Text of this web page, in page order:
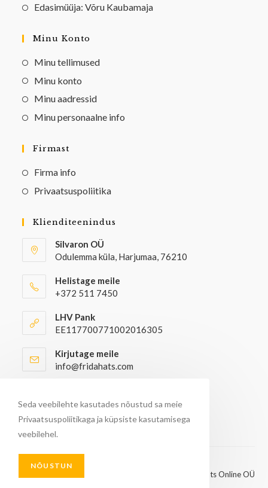
Edasimüüja: Võru Kaubamaja
Minu Konto
Minu tellimused
Minu konto
Minu aadressid
Minu personaalne info
Firmast
Firma info
Privaatsuspoliitika
Klienditeenindus
Silvaron OÜ
Odulemma küla, Harjumaa, 76210
Helistage meile
+372 511 7450
LHV Pank
EE117700771002016305
Kirjutage meile
info@fridahats.com
info@fridahats.com
© Kõik õigused kaitstud 2026 - FridaHats Online OÜ
Seda veebilehte kasutades nõustud sa meie
Privaatsuspoliitikaga ja küpsiste kasutamisega
veebilehel.
NÕUSTUN